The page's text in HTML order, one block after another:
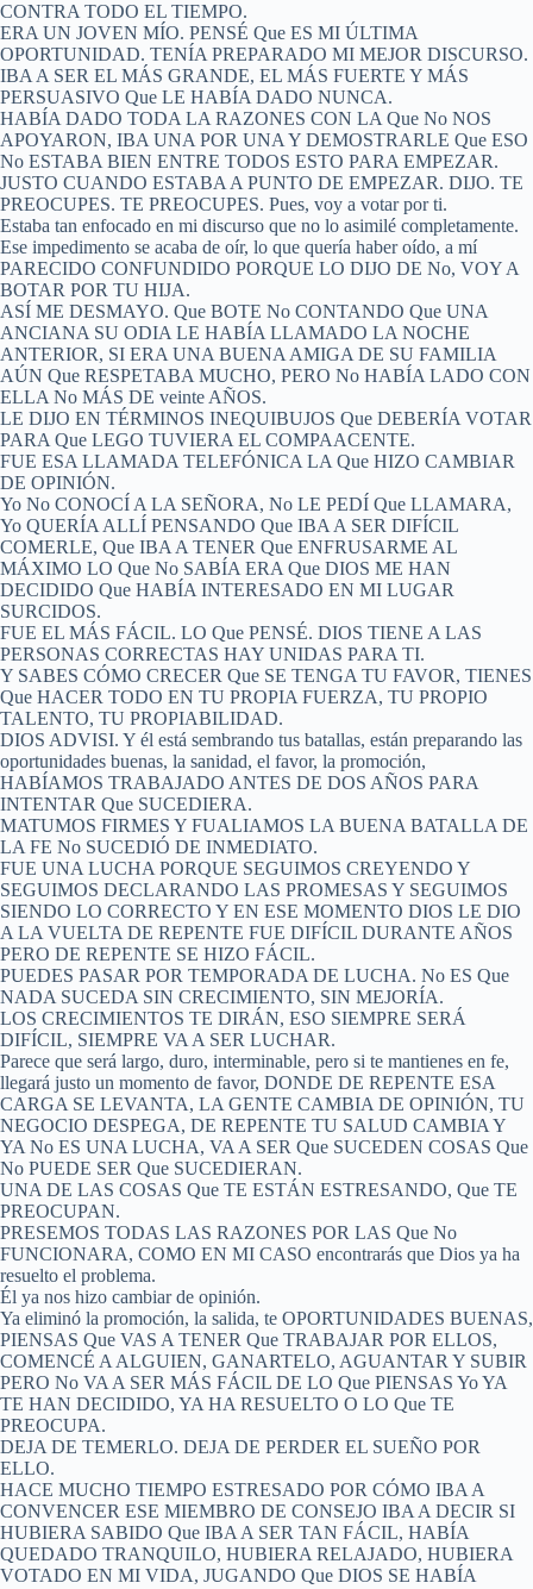
CONTRA TODO EL TIEMPO.
ERA UN JOVEN MÍO. PENSÉ Que ES MI ÚLTIMA
OPORTUNIDAD. TENÍA PREPARADO MI MEJOR DISCURSO.
IBA A SER EL MÁS GRANDE, EL MÁS FUERTE Y MÁS
PERSUASIVO Que LE HABÍA DADO NUNCA.
HABÍA DADO TODA LA RAZONES CON LA Que No NOS
APOYARON, IBA UNA POR UNA Y DEMOSTRARLE Que ESO
No ESTABA BIEN ENTRE TODOS ESTO PARA EMPEZAR.
JUSTO CUANDO ESTABA A PUNTO DE EMPEZAR. DIJO. TE
PREOCUPES. TE PREOCUPES. Pues, voy a votar por ti.
Estaba tan enfocado en mi discurso que no lo asimilé completamente.
Ese impedimento se acaba de oír, lo que quería haber oído, a mí
PARECIDO CONFUNDIDO PORQUE LO DIJO DE No, VOY A
BOTAR POR TU HIJA.
ASÍ ME DESMAYO. Que BOTE No CONTANDO Que UNA
ANCIANA SU ODIA LE HABÍA LLAMADO LA NOCHE
ANTERIOR, SI ERA UNA BUENA AMIGA DE SU FAMILIA
AÚN Que RESPETABA MUCHO, PERO No HABÍA LADO CON
ELLA No MÁS DE veinte AÑOS.
LE DIJO EN TÉRMINOS INEQUIBUJOS Que DEBERÍA VOTAR
PARA Que LEGO TUVIERA EL COMPAACENTE.
FUE ESA LLAMADA TELEFÓNICA LA Que HIZO CAMBIAR
DE OPINIÓN.
Yo No CONOCÍ A LA SEÑORA, No LE PEDÍ Que LLAMARA,
Yo QUERÍA ALLÍ PENSANDO Que IBA A SER DIFÍCIL
COMERLE, Que IBA A TENER Que ENFRUSARME AL
MÁXIMO LO Que No SABÍA ERA Que DIOS ME HAN
DECIDIDO Que HABÍA INTERESADO EN MI LUGAR
SURCIDOS.
FUE EL MÁS FÁCIL. LO Que PENSÉ. DIOS TIENE A LAS
PERSONAS CORRECTAS HAY UNIDAS PARA TI.
Y SABES CÓMO CRECER Que SE TENGA TU FAVOR, TIENES
Que HACER TODO EN TU PROPIA FUERZA, TU PROPIO
TALENTO, TU PROPIABILIDAD.
DIOS ADVISI. Y él está sembrando tus batallas, están preparando las
oportunidades buenas, la sanidad, el favor, la promoción,
HABÍAMOS TRABAJADO ANTES DE DOS AÑOS PARA
INTENTAR Que SUCEDIERA.
MATUMOS FIRMES Y FUALIAMOS LA BUENA BATALLA DE
LA FE No SUCEDIÓ DE INMEDIATO.
FUE UNA LUCHA PORQUE SEGUIMOS CREYENDO Y
SEGUIMOS DECLARANDO LAS PROMESAS Y SEGUIMOS
SIENDO LO CORRECTO Y EN ESE MOMENTO DIOS LE DIO
A LA VUELTA DE REPENTE FUE DIFÍCIL DURANTE AÑOS
PERO DE REPENTE SE HIZO FÁCIL.
PUEDES PASAR POR TEMPORADA DE LUCHA. No ES Que
NADA SUCEDA SIN CRECIMIENTO, SIN MEJORÍA.
LOS CRECIMIENTOS TE DIRÁN, ESO SIEMPRE SERÁ
DIFÍCIL, SIEMPRE VA A SER LUCHAR.
Parece que será largo, duro, interminable, pero si te mantienes en fe,
llegará justo un momento de favor, DONDE DE REPENTE ESA
CARGA SE LEVANTA, LA GENTE CAMBIA DE OPINIÓN, TU
NEGOCIO DESPEGA, DE REPENTE TU SALUD CAMBIA Y
YA No ES UNA LUCHA, VA A SER Que SUCEDEN COSAS Que
No PUEDE SER Que SUCEDIERAN.
UNA DE LAS COSAS Que TE ESTÁN ESTRESANDO, Que TE
PREOCUPAN.
PRESEMOS TODAS LAS RAZONES POR LAS Que No
FUNCIONARA, COMO EN MI CASO encontrarás que Dios ya ha
resuelto el problema.
Él ya nos hizo cambiar de opinión.
Ya eliminó la promoción, la salida, te OPORTUNIDADES BUENAS,
PIENSAS Que VAS A TENER Que TRABAJAR POR ELLOS,
COMENCÉ A ALGUIEN, GANARTELO, AGUANTAR Y SUBIR
PERO No VA A SER MÁS FÁCIL DE LO Que PIENSAS Yo YA
TE HAN DECIDIDO, YA HA RESUELTO O LO Que TE
PREOCUPA.
DEJA DE TEMERLO. DEJA DE PERDER EL SUEÑO POR
ELLO.
HACE MUCHO TIEMPO ESTRESADO POR CÓMO IBA A
CONVENCER ESE MIEMBRO DE CONSEJO IBA A DECIR SI
HUBIERA SABIDO Que IBA A SER TAN FÁCIL, HABÍA
QUEDADO TRANQUILO, HUBIERA RELAJADO, HUBIERA
VOTADO EN MI VIDA, JUGANDO Que DIOS SE HABÍA